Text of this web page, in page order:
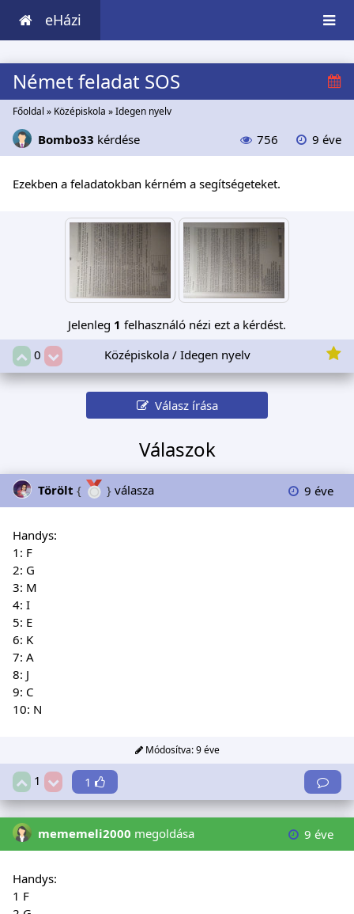
eHázi
Német feladat SOS
Főoldal » Középiskola »Idegen nyelv
Bombo33 kérdése 756 9 éve
Ezekben a feladatokban kérném a segítségeteket.
Jelenleg 1 felhasználó nézi ezt a kérdést.
0
Középiskola / Idegen nyelv
Válasz írása
Válaszok
Törölt { } válasza 9 éve
Handys:
1: F
2: G
3: M
4: I
5: E
6: K
7: A
8: J
9: C
10: N
Módosítva:9 éve
1 1
mememeli2000 megoldása 9 éve
Handys:
1 F